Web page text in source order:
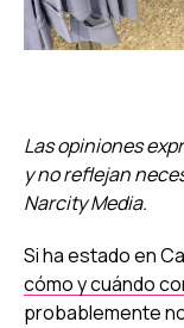
Las opiniones
y no reflejan
Narcity Media.
Si ha estado en
cómo y cuándo
probablemente